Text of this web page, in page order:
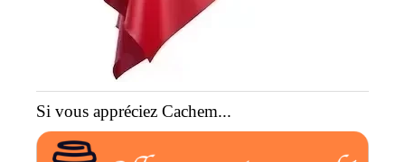
Si vous appréciez Cachem...